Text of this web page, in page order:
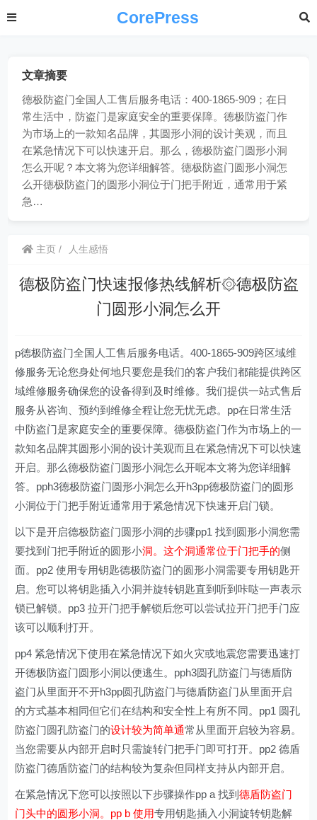
CorePress
文章摘要
德极防盗门全国人工售后服务电话：400-1865-909；在日
常生活中，防盗门是家庭安全的重要保障。德极防盗门作
为市场上的一款知名品牌，其圆形小洞的设计美观，而且
在紧急情况下可以快速开启。那么，德极防盗门圆形小洞
怎么开呢？本文将为您详细解答。德极防盗门圆形小洞怎
么开德极防盗门的圆形小洞位于门把手附近，通常用于紧
急…
主页 人生感悟
德极防盗门快速报修热线解析۞德极防盗
门圆形小洞怎么开
p德极防盗门全国人工售后服务电话。400-1865-909跨区域维
修服务无论您身处何地只要您是我们的客户我们都能提供跨区
域维修服务确保您的设备得到及时维修。我们提供一站式售后
服务从咨询、预约到维修全程让您无忧无虑。pp在日常生活
中防盗门是家庭安全的重要保障。德极防盗门作为市场上的一
款知名品牌其圆形小洞的设计美观而且在紧急情况下可以快速
开启。那么德极防盗门圆形小洞怎么开呢本文将为您详细解
答。pph3德极防盗门圆形小洞怎么开h3pp德极防盗门的圆形
小洞位于门把手附近通常用于紧急情况下快速开启门锁。
以下是开启德极防盗门圆形小洞的步骤pp1 找到圆形小洞您需
要找到门把手附近的圆形小洞。这个洞通常位于门把手的侧
面。pp2 使用专用钥匙德极防盗门的圆形小洞需要专用钥匙开
启。您可以将钥匙插入小洞并旋转钥匙直到听到咔哒一声表示
锁已解锁。pp3 拉开门把手解锁后您可以尝试拉开门把手门应
该可以顺利打开。
pp4 紧急情况下使用在紧急情况下如火灾或地震您需要迅速打
开德极防盗门圆形小洞以便逃生。pph3圆孔防盗门与德盾防
盗门从里面开不开h3pp圆孔防盗门与德盾防盗门从里面开启
的方式基本相同但它们在结构和安全性上有所不同。pp1 圆孔
防盗门圆孔防盗门的设计较为简单通常从里面开启较为容易。
当您需要从内部开启时只需旋转门把手门即可打开。pp2 德盾
防盗门德盾防盗门的结构较为复杂但同样支持从内部开启。
在紧急情况下您可以按照以下步骤操作pp a 找到德盾防盗门
门头中的圆形小洞。pp b 使用专用钥匙插入小洞旋转钥匙解